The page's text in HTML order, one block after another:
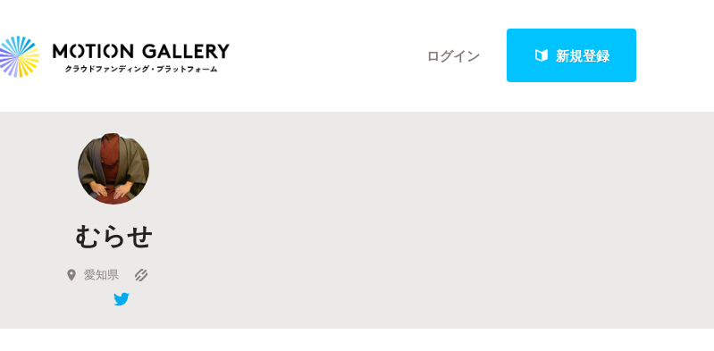
ログイン 新規登録
Highlight
新着プロジェクト
Feature
キュレーターから探す
むらせ
愛知県